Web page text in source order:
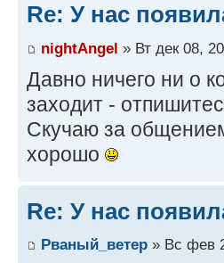
Re: У нас
nightAngel » Вт дек 08,
Давно ничего ни о
заходит -
Скучаю за
хорошо
Re: У нас
Рваный_ветер » Вс фев